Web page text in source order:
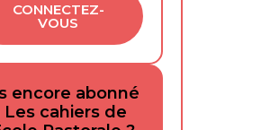
CONNECTEZ-
VOUS
encore abonné
Les cahiers de